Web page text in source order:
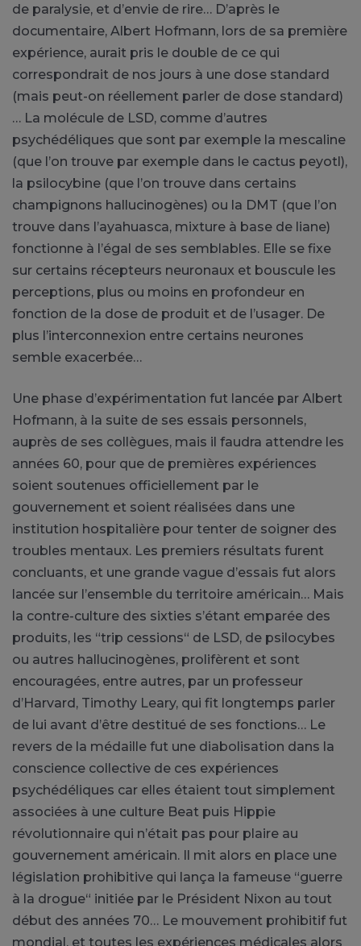
de paralysie, et d’envie de rire… D’après le
documentaire, Albert Hofmann, lors de sa première
expérience, aurait pris le double de ce qui
correspondrait de nos jours à une dose standard
(mais peut-on réellement parler de dose standard)
… La molécule de LSD, comme d’autres
psychédéliques que sont par exemple la mescaline
(que l’on trouve par exemple dans le cactus peyotl),
la psilocybine (que l’on trouve dans certains
champignons hallucinogènes) ou la DMT (que l’on
trouve dans l’ayahuasca, mixture à base de liane)
fonctionne à l’égal de ses semblables. Elle se fixe
sur certains récepteurs neuronaux et bouscule les
perceptions, plus ou moins en profondeur en
fonction de la dose de produit et de l’usager. De
plus l’interconnexion entre certains neurones
semble exacerbée…
Une phase d’expérimentation fut lancée par Albert
Hofmann, à la suite de ses essais personnels,
auprès de ses collègues, mais il faudra attendre les
années 60, pour que de premières expériences
soient soutenues officiellement par le
gouvernement et soient réalisées dans une
institution hospitalière pour tenter de soigner des
troubles mentaux. Les premiers résultats furent
concluants, et une grande vague d’essais fut alors
lancée sur l’ensemble du territoire américain… Mais
la contre-culture des sixties s’étant emparée des
produits, les “trip cessions“ de LSD, de psilocybes
ou autres hallucinogènes, prolifèrent et sont
encouragées, entre autres, par un professeur
d’Harvard, Timothy Leary, qui fit longtemps parler
de lui avant d’être destitué de ses fonctions… Le
revers de la médaille fut une diabolisation dans la
conscience collective de ces expériences
psychédéliques car elles étaient tout simplement
associées à une culture Beat puis Hippie
révolutionnaire qui n’était pas pour plaire au
gouvernement américain. Il mit alors en place une
législation prohibitive qui lança la fameuse “guerre
à la drogue“ initiée par le Président Nixon au tout
début des années 70… Le mouvement prohibitif fut
mondial, et toutes les expériences médicales alors